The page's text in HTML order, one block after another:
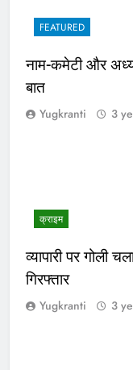
FEATURED
नाम-कमेटी और
बात
Yugkranti 3
क्राइम
व्यापारी पर गोली
गिरफ्तार
Yugkranti 3